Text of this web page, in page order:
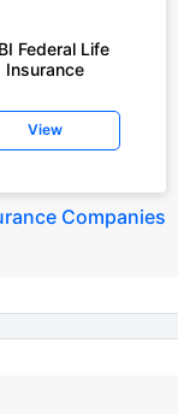
no pre-existing
10
cover upto 30 years
for an 18
Federal Life
Insurance
View
Companies